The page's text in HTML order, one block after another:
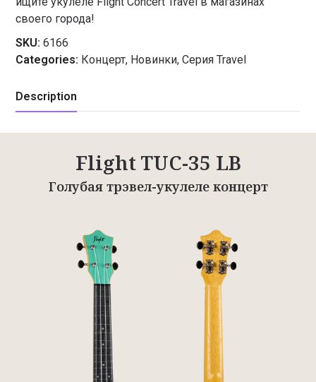
своего города!
SKU: 6166
Categories: Концерт, Новинки,Серия Travel
Description
Flight TUC-35 LB
Голубая трэвел-укулеле концерт